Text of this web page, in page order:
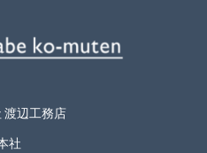
渡辺工務店
社